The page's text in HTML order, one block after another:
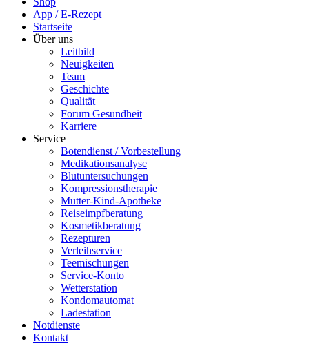
App / E-Rezept
Startseite
Über uns
Leitbild
Neuigkeiten
Team
Geschichte
Qualität
Forum Gesundheit
Karriere
Service
Botendienst / Vorbestellung
Medikationsanalyse
Blutuntersuchungen
Kompressionstherapie
Mutter-Kind-Apotheke
Reiseimpfberatung
Kosmetikberatung
Rezepturen
Verleihservice
Teemischungen
Service-Konto
Wetterstation
Kondomautomat
Ladestation
Notdienste
Kontakt